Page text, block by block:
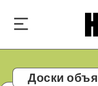
Доски